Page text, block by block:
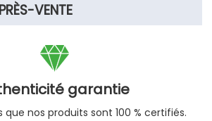
VENTE

garantie
que nos produits sont 100 % certifiés.